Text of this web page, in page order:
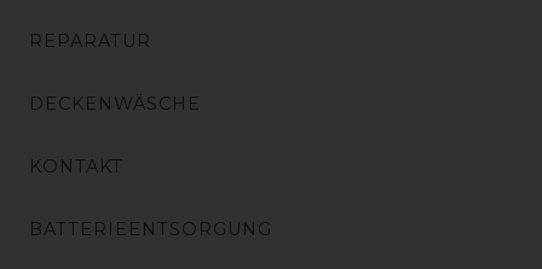
REPARATUR
DECKENWÄSCHE
KONTAKT
BATTERIEENTSORGUNG